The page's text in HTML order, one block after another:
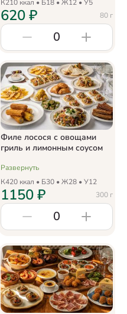
К210 ккал • Б18 • Ж12 • У5
80 г
620₽
0
Филе лосося с овощами
гриль и лимонным соусом
Развернуть
К420 ккал • Б30 • Ж28 • У12
300 г
1150₽
0